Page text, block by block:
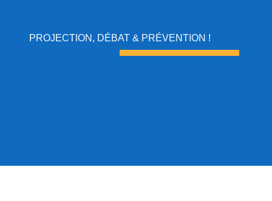
PROJECTION, DÉBAT & PRÉVENTION !